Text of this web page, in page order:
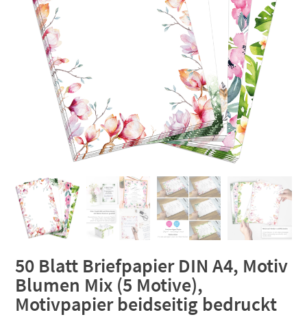
50 Blatt Briefpapier DIN A4, Motiv
Blumen Mix (5 Motive),
Motivpapier beidseitig bedruckt